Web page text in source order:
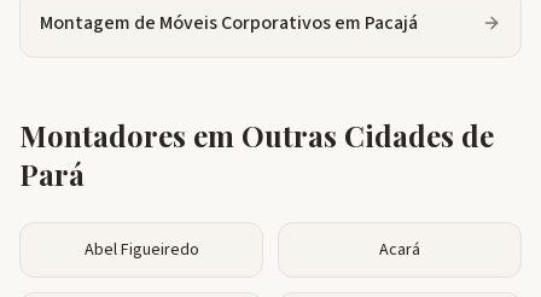
Montagem de Móveis Corporativosem Pacajá
Montadores em Outras Cidades de
Pará
Abel Figueiredo Acará